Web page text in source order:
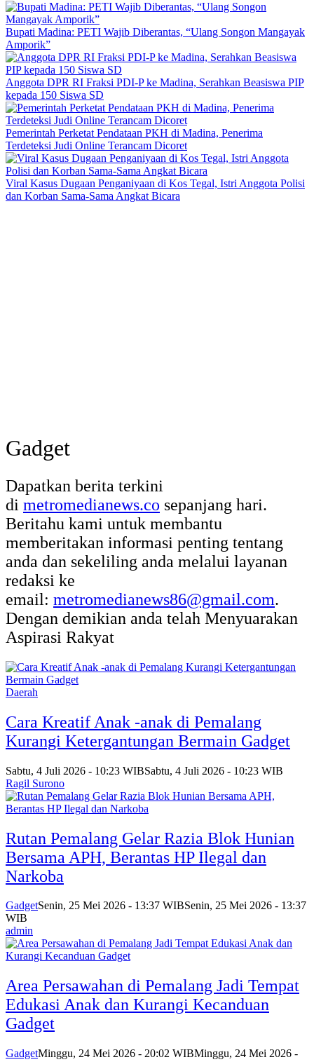
Bupati Madina: PETI Wajib Diberantas, “Ulang Songon Mangayak
Amporik”
Anggota DPR RI Fraksi PDI-P ke Madina, Serahkan Beasiswa PIP
kepada 150 Siswa SD
Pemerintah Perketat Pendataan PKH di Madina, Penerima
Terdeteksi Judi Online Terancam Dicoret
Viral Kasus Dugaan Penganiyaan di Kos Tegal, Istri Anggota Polisi
dan Korban Sama-Sama Angkat Bicara
Gadget
Dapatkan berita terkini
di metromedianews.co sepanjang hari.
Beritahu kami untuk membantu
memberitakan informasi penting tentang
anda dan sekeliling anda melalui layanan
redaksi ke
email: metromedianews86@gmail.com.
Dengan demikian anda telah Menyuarakan
Aspirasi Rakyat
Daerah
Cara Kreatif Anak -anak di Pemalang
Kurangi Ketergantungan Bermain Gadget
Sabtu, 4 Juli 2026 - 10:23 WIBSabtu, 4 Juli 2026 - 10:23 WIB
Ragil Surono
Rutan Pemalang Gelar Razia Blok Hunian
Bersama APH, Berantas HP Ilegal dan
Narkoba
GadgetSenin, 25 Mei 2026 - 13:37 WIBSenin, 25 Mei 2026 - 13:37
WIB
admin
Area Persawahan di Pemalang Jadi Tempat
Edukasi Anak dan Kurangi Kecanduan
Gadget
GadgetMinggu, 24 Mei 2026 - 20:02 WIBMinggu, 24 Mei 2026 -